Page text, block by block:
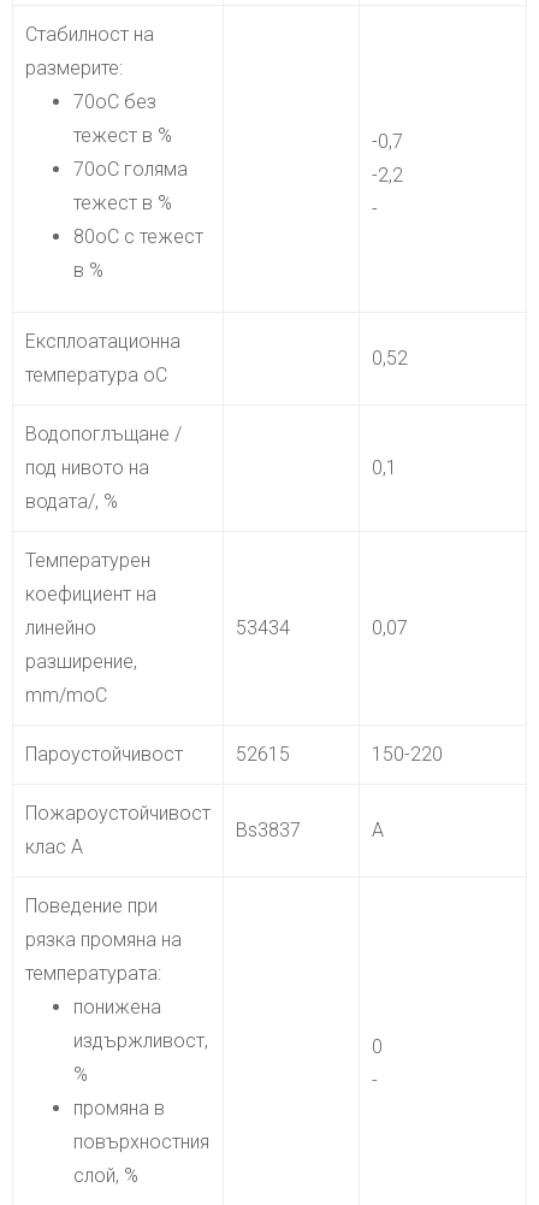
Стабилност на
размерите:
70oC без
тежест в %
70oC голяма
тежест в %
80oC с тежест
в %
-0,7
-2,2
-
Eксплоатационна
температура оС
0,52
Водопоглъщане /
под нивото на
водата/, %
0,1
Температурен
коефициент на
линейно
разширение,
mm/moC
53434 0,07
Пароустойчивост 52615 150-220
Пожароустойчивост
клас А
Bs3837 A
Поведение при
рязка промяна на
температурата:
понижена
издържливост,
%
промяна в
повърхностния
слой, %
0
-